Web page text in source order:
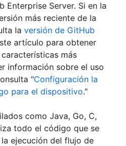
Enterprise Server. Si en la
más reciente de la
la versión de GitHub
artículo para obtener
más
información sobre el uso
"Configuración la
para el dispositivo."
como Java, Go, C,
todo el código que se
ejecución del flujo de